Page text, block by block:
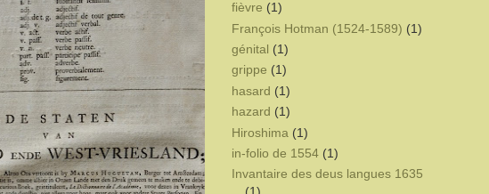
fièvre (1)
François Hotman (1524-1589) (1)
génital (1)
grippe (1)
hasard (1)
hazard (1)
Hiroshima (1)
in-folio de 1554 (1)
Invantaire des deus langues 1635